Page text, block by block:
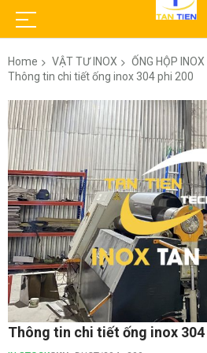
Home VẬT TƯ INOX ỐNG HỘP INOX
Thông tin chi tiết ống inox 304 phi 200
Skip
to
the
end
of
the
images
gallery
Skip
Thông tin chi tiết ống inox 304